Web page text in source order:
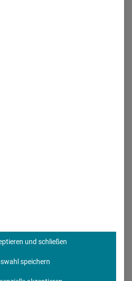
und schließen
speichern